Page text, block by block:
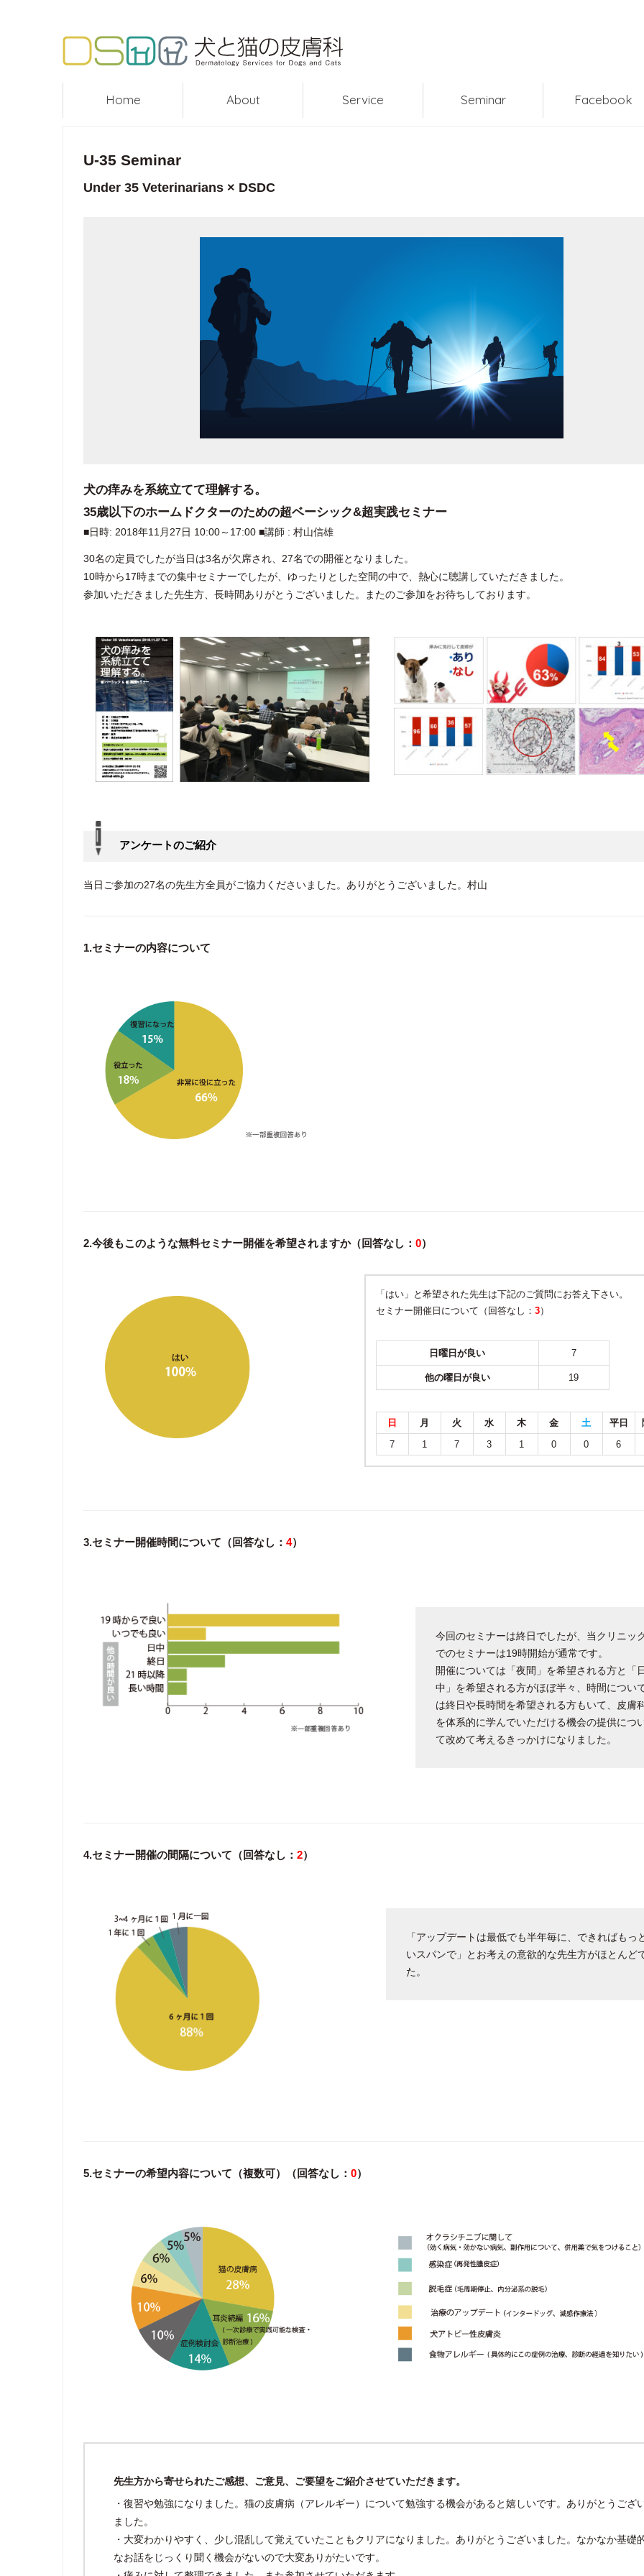
Home About Service Seminar Facebook
U-35 Seminar
Under 35 Veterinarians × DSDC
犬の痒みを系統立てて理解する。
35歳以下のホームドクターのための超ベーシック&超実践セミナー
■日時: 2018年11月27日 10:00～17:00 ■講師 : 村山信雄
30名の定員でしたが当日は3名が欠席され、27名での開催となりました。
10時から17時までの集中セミナーでしたが、ゆったりとした空間の中で、熱心に聴講していただきました。
参加いただきました先生方、長時間ありがとうございました。またのご参加をお待ちしております。
アンケートのご紹介
当日ご参加の27名の先生方全員がご協力くださいました。ありがとうございました。村山
1.セミナーの内容について
2.今後もこのような無料セミナー開催を希望されますか（回答なし： 0）
「はい」と希望された先生は下記のご質問にお答え下さい。
セミナー開催日について（回答なし： 3）
日曜日が良い 7
他の曜日が良い 19
日 月 火 水 木 金 土 平日
7
1 7 3 1 0 0 6
3.セミナー開催時間について（回答なし： 4）
今回のセミナーは終日でしたが、当クリニッ
でのセミナーは19時開始が通常です。
開催については「夜間」を希望される方と「
中」を希望される方がほぼ半々、時間につい
は終日や長時間を希望される方もいて、皮膚
を体系的に学んでいただける機会の提供につ
て改めて考えるきっかけになりました。
4.セミナー開催の間隔について（回答なし： 2）
「アップデートは最低でも半年毎に、できればもっ
いスパンで」とお考えの意欲的な先生方がほとんど
た。
5.セミナーの希望内容について（複数可）（回答なし： 0）
先生方から寄せられたご感想、ご意見、ご要望をご紹介させていただきます。
・復習や勉強になりました。猫の皮膚病（アレルギー）について勉強する機会があると嬉しいです。ありがとうござ
ました。
・大変わかりやすく、少し混乱して覚えていたこともクリアになりました。ありがとうございました。なかなか基礎
なお話をじっくり聞く機会がないので大変ありがたいです。